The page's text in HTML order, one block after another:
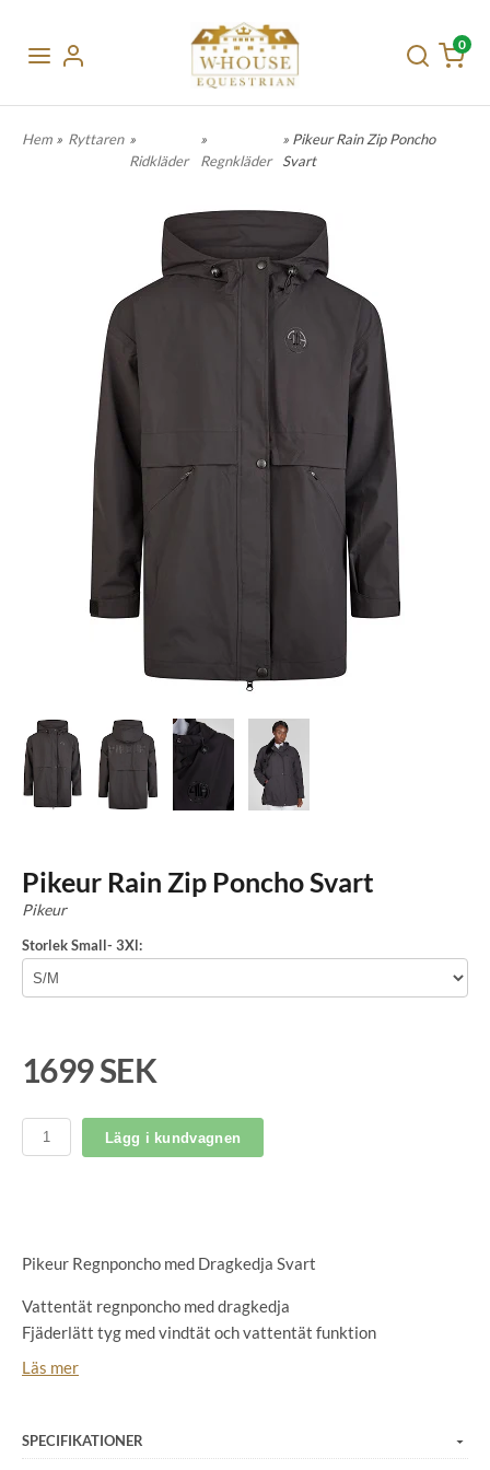
0
Hem » Ryttaren »
Ridkläder
»
Regnkläder
» Pikeur Rain Zip Poncho
Svart
Pikeur Rain Zip Poncho Svart
Pikeur
Storlek Small- 3Xl:
1699 SEK
Lägg i kundvagnen
Pikeur Regnponcho med Dragkedja Svart
Vattentät regnponcho med dragkedja
Fjäderlätt tyg med vindtät och vattentät funktion
Insida: ventilerande meshfoder, tejpade sömmar
Nedsänkta axlar
2-vägsdragkedja täckt av en klaff och fäst med 2
Läs mer
SPECIFIKATIONER